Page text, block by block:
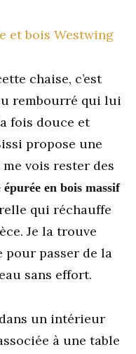
chaise, c’est
rembourré qui lui
fois douce et
propose une
vois rester des
en bois massif
qui réchauffe
Je la trouve
pour passer de la
sans effort.
un intérieur
à une table